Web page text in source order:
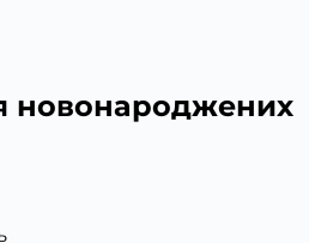
новонароджених